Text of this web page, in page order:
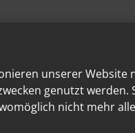
unserer Website
genutzt werden.
nicht mehr